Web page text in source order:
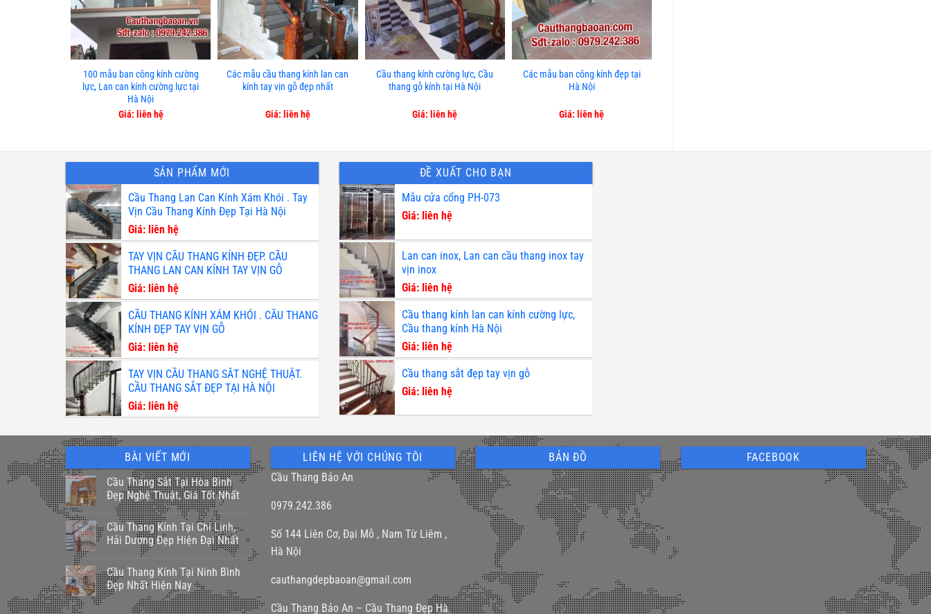
100 mẫu ban công kính cường
lực, Lan can kính cường lực tại
Hà Nội
Giá: liên hệ
Các mẫu cầu thang kính lan can
kính tay vịn gỗ đẹp nhất
Giá: liên hệ
Cầu thang kính cường lực, Cầu
thang gỗ kính tại Hà Nội
Giá: liên hệ
Các mẫu ban công kính đẹp tại
Hà Nội
Giá: liên hệ
SẢN PHẨM MỚI
Cầu Thang Lan Can Kính Xám Khói . Tay
Vịn Cầu Thang Kính Đẹp Tại Hà Nội
Giá: liên hệ
TAY VỊN CẦU THANG KÍNH ĐẸP. CẦU
THANG LAN CAN KÍNH TAY VỊN GỖ
Giá: liên hệ
CẦU THANG KÍNH XÁM KHÓI . CẦU THANG
KÍNH ĐẸP TAY VỊN GỖ
Giá: liên hệ
TAY VỊN CẦU THANG SẮT NGHỆ THUẬT.
CẦU THANG SẮT ĐẸP TẠI HÀ NỘI
Giá: liên hệ
ĐỀ XUẤT CHO BẠN
Mẫu cửa cổng PH-073
Giá: liên hệ
Lan can inox, Lan can cầu thang inox tay
vịn inox
Giá: liên hệ
Cầu thang kính lan can kính cường lực,
Cầu thang kính Hà Nội
Giá: liên hệ
Cầu thang sắt đẹp tay vịn gỗ
Giá: liên hệ
BÀI VIẾT MỚI
Cầu Thang Sắt Tại Hòa Bình
Đẹp Nghệ Thuật, Giá Tốt Nhất
Cầu Thang Kính Tại Chí Linh,
Hải Dương Đẹp Hiện Đại Nhất
Cầu Thang Kính Tại Ninh Bình
Đẹp Nhất Hiện Nay
LIÊN HỆ VỚI CHÚNG TÔI
Cầu Thang Bảo An
0979.242.386
Số 144 Liên Cơ, Đại Mỗ , Nam Từ Liêm ,
Hà Nội
cauthangdepbaoan@gmail.com
Cầu Thang Bảo An – Cầu Thang Đẹp Hà
BẢN ĐỒ FACEBOOK